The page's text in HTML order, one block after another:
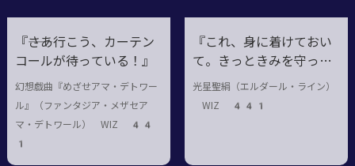
『――さあ行こう、カーテン
コールが待っている！』
幻想戯曲『めざせアマ・デトワー
ル』（ファンタジア・メザセア
マ・デトワール） WIZ 44
1
『これ、身に着けておい
て。きっときみを守って
くれる』
光星聖絹（エルダール・ライン）
WIZ 441